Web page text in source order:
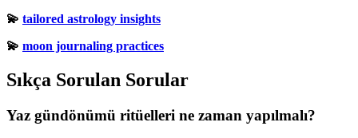
💫 tailored astrology insights
💫 moon journaling practices
Sıkça Sorulan Sorular
Yaz gündönümü ritüelleri ne zaman yapılmalı?